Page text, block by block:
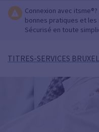
Connexion avec
bonnes pratiques et
Sécurisé en toute
TITRES-SERVICES